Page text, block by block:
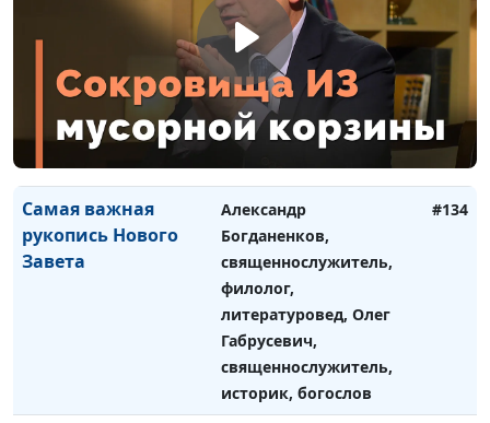
Противоречия в
преткновением
Александр Богданенков,
священнослужитель,
филолог, литературовед,
Олег Габрусевич,
священнослужитель,
историк, богослов
#135
Самая важная
рукопись Нового
Завета
Александр
Богданенков,
священнослужитель,
филолог,
литературовед, Олег
Габрусевич,
священнослужитель,
историк, богослов
#134